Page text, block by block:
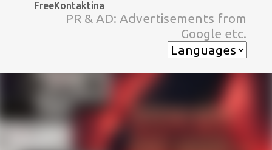
スキップしてメイン コンテンツに移動
FreeKontaktina
PR & AD: Advertisements from
Google etc.